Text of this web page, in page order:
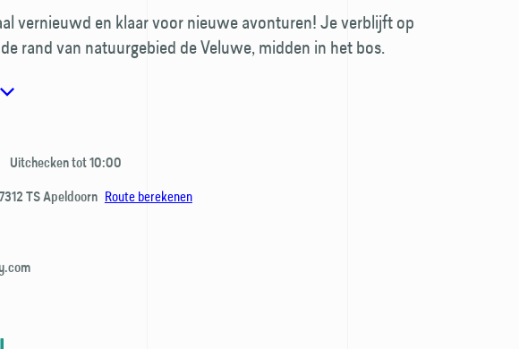
vernieuwd en klaar voor nieuwe avonturen! Je verblijft op
rand van natuurgebied de Veluwe, midden in het bos.
Uitchecken tot 10:00
7312 TSApeldoorn Route berekenen